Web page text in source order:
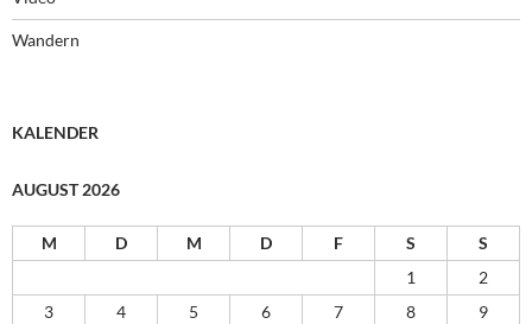
Wandern
KALENDER
AUGUST 2026
M D M D F S
S
1
2
3
4 5 6 7 8
9